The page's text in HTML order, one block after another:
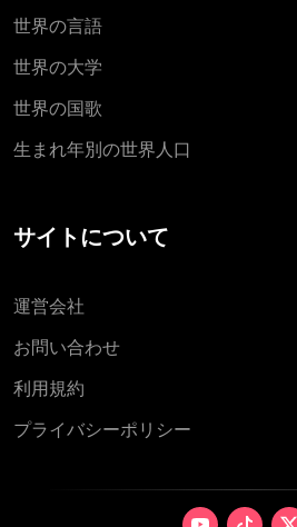
世界の言語
世界の大学
世界の国歌
生まれ年別の世界人口
サイトについて
運営会社
お問い合わせ
利用規約
プライバシーポリシー